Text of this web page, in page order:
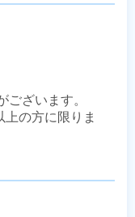
ざいます。
の方に限りま